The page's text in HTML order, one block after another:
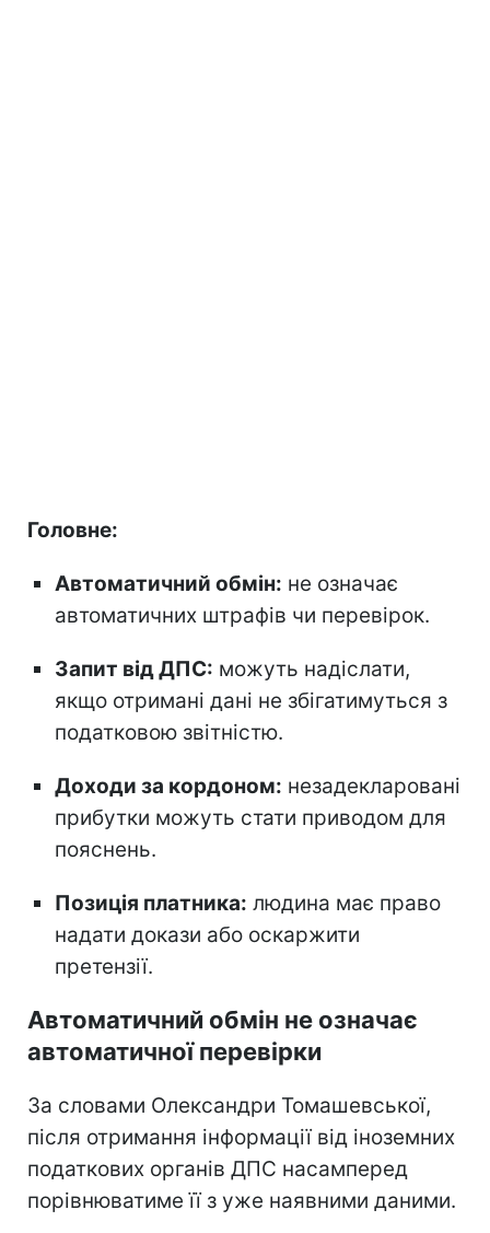
Головне:
Автоматичний обмін: не означає
автоматичних штрафів чи перевірок.
Запит від ДПС: можуть надіслати,
якщо отримані дані не збігатимуться з
податковою звітністю.
Доходи за кордоном: незадекларовані
прибутки можуть стати приводом для
пояснень.
Позиція платника: людина має право
надати докази або оскаржити
претензії.
Автоматичний обмін не означає
автоматичної перевірки
За словами Олександри Томашевської,
після отримання інформації від іноземних
податкових органів ДПС насамперед
порівнюватиме її з уже наявними даними.